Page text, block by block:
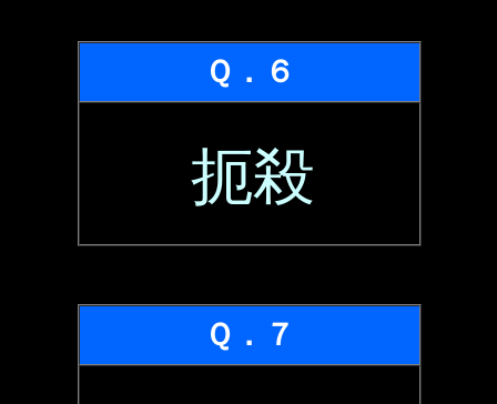
Ｑ．６
扼殺
Ｑ．７